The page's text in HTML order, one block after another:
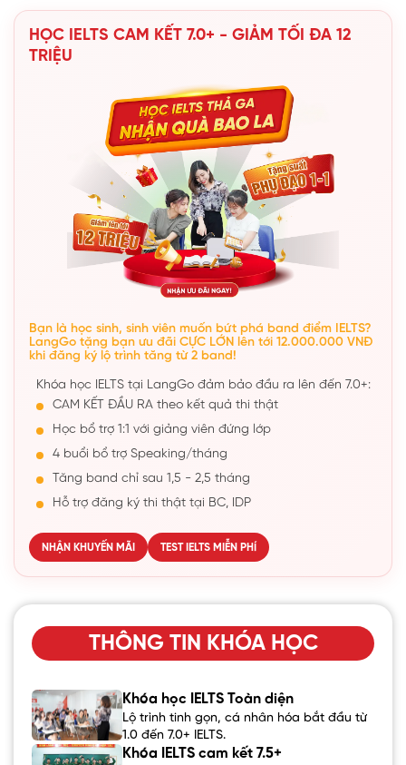
HỌC IELTS CAM KẾT 7.0+ - GIẢM TỐI ĐA 12
TRIỆU
Bạn là học sinh, sinh viên muốn bứt phá band điểm IELTS?
LangGo tặng bạn ưu đãi CỰC LỚN lên tới 12.000.000 VNĐ
khi đăng ký lộ trình tăng từ 2 band!
Khóa học IELTS tại LangGo đảm bảo đầu ra lên đến 7.0+:
CAM KẾT ĐẦU RA theo kết quả thi thật
Học bổ trợ 1:1 với giảng viên đứng lớp
4 buổi bổ trợ Speaking/tháng
Tăng band chỉ sau 1,5 - 2,5 tháng
Hỗ trợ đăng ký thi thật tại BC, IDP
NHẬN KHUYẾN MÃI TEST IELTS MIỄN PHÍ
THÔNG TIN KHÓA HỌC
Khóa học IELTS Toàn diện
Lộ trình tinh gọn, cá nhân hóa bắt đầu từ
1.0 đến 7.0+ IELTS.
Khóa IELTS cam kết 7.5+